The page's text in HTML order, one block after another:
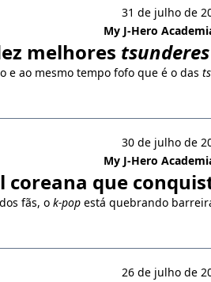
31 de julho de
My J-Hero
melhores tsunderes
e ao mesmo tempo fofo que é o das
30 de julho de
My J-Hero
coreana que
fãs, o k-popestá quebrando
26 de julho de